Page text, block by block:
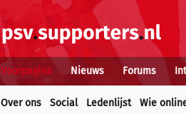
Voorpagina Nieuws Forums
Over ons Social Ledenlijst Wie